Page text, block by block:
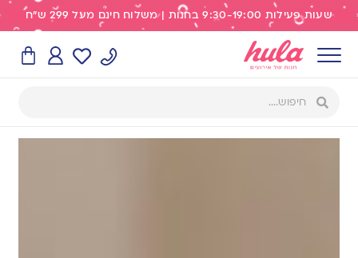
שעות פעילות 9:30-19:00 בחנות | משלוח חינם מעל 299 ש"ח